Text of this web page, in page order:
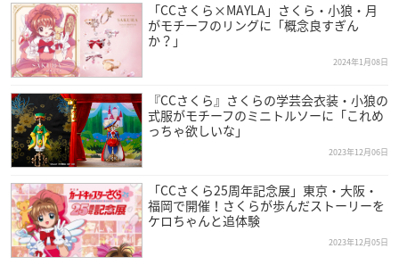
r.com/RkGBdiMIFP
— 【Official】CLAMP FANS (@FansClamp) January 9, 202
4
「CCさくら×MAYLA」さくら・小狼・月
がモチーフのリングに「概念良すぎん
か？」
2024年1月08日
『CCさくら』さくらの学芸会衣装・小狼の
式服がモチーフのミニトルソーに「これめ
っちゃ欲しいな」
2023年12月06日
「CCさくら25周年記念展」東京・大阪・
福岡で開催！さくらが歩んだストーリーを
ケロちゃんと追体験
2023年12月05日